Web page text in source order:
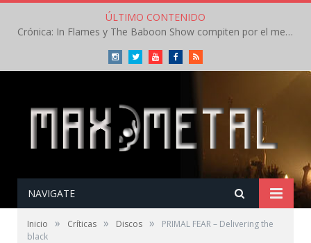
ÚLTIMO CONTENIDO
Crónica: In Flames y The Baboon Show compiten por el mejor concierto del día en el Leyendas del Rock – Viernes – Agosto 2026
InstagramTwitterYoutubeFacebookRSS
NAVIGATE
Inicio » Críticas » Discos »
PRIMAL FEAR – Delivering the
black